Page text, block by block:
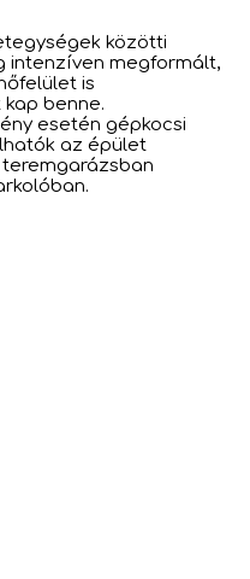
közötti
intenzíven megformált,
is
benne.
esetén gépkocsi
az épület